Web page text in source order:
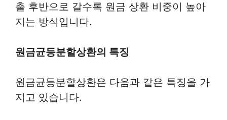
출 후반으로 갈수록 원금 상환 비중이 높아
지는 방식입니다.
원금균등분할상환의 특징
원금균등분할상환은 다음과 같은 특징을 가
지고 있습니다.